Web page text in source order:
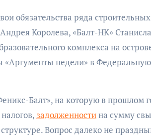
обязательства ряда строительных
Королева, «Балт-НК»
комплекса на
«Аргументы недели» в Федеральную
Балт», на которую в прошлом
задолженностина сумму
Вопрос далеко не
АФИША
КУЛЬТУРА
ОБЩЕСТВО
Организаторы
объявили даты
проведения!